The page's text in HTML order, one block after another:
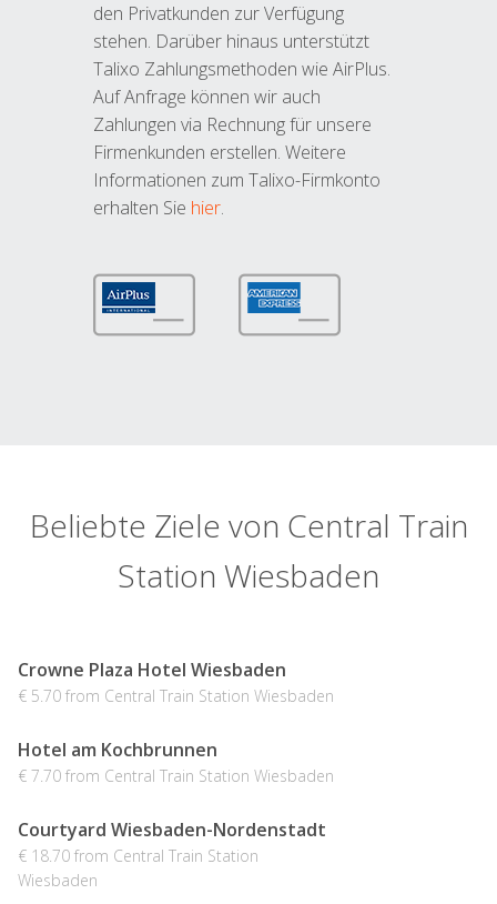
den Privatkunden zur Verfügung
stehen. Darüber hinaus unterstützt
Talixo Zahlungsmethoden wie AirPlus.
Auf Anfrage können wir auch
Zahlungen via Rechnung für unsere
Firmenkunden erstellen. Weitere
Informationen zum Talixo-Firmkonto
erhalten Sie hier.
Beliebte Ziele von Central Train
Station Wiesbaden
Crowne Plaza Hotel Wiesbaden
€ 5.70 from Central Train Station Wiesbaden
Hotel am Kochbrunnen
€ 7.70 from Central Train Station Wiesbaden
Courtyard Wiesbaden-Nordenstadt
€ 18.70 from Central Train Station
Wiesbaden